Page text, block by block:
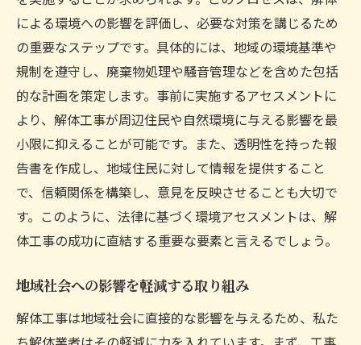
による環境への影響を評価し、必要な対策を講じるため
の重要なステップです。具体的には、地域の環境基準や
規制を遵守し、廃棄物処理や騒音管理などを含めた包括
的な計画を策定します。事前に実施するアセスメントに
より、解体工事が周辺住民や自然環境に与える影響を最
小限に抑えることが可能です。また、透明性を持った報
告書を作成し、地域住民に対して情報を提供すること
で、信頼関係を構築し、意見を反映させることも大切で
す。このように、法律に基づく環境アセスメントは、解
体工事の成功に直結する重要な要素と言えるでしょう。
地域社会への影響を軽減する取り組み
解体工事は地域社会に直接的な影響を与えるため、私た